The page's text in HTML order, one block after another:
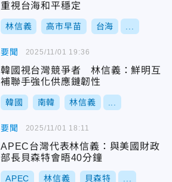
重視台海和平穩定
林信義 高市早苗 台海
要聞
韓國視台灣競爭者 林信義：鮮明互
補聯手強化供應鏈韌性
韓國 南韓 林信義
2025/11/01 19:36
要聞
APEC台灣代表林信義：與美國財政
部長貝森特會晤40分鐘
APEC 林信義 貝森特
2025/11/01 18:11